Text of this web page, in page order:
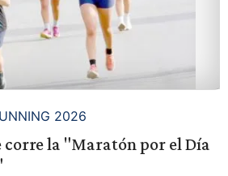
2026
corre la "Maratón por el Día